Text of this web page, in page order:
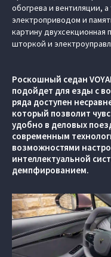
обогрева и вентиляции,
электроприводом и
картину
шторкой и
Роскошный седан
подойдет для езды с
ряда доступен
который позволит
удобно в деловых
современным
возможностями
интеллектуальной
демпфированием.